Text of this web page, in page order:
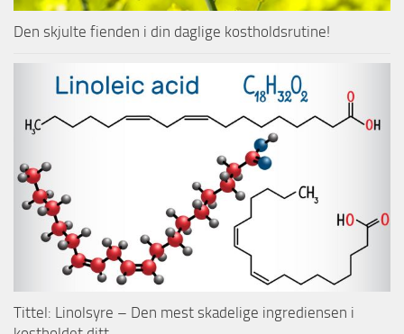
Den skjulte fienden i din daglige kostholdsrutine!
Tittel: Linolsyre – Den mest skadelige ingrediensen i